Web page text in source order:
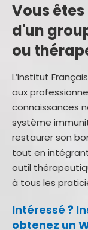
Vous
d'un
ou
L’Institut
aux
connaissances
système
restaurer son
tout en
outil
à tous les
Intéressé ?
obtenez un